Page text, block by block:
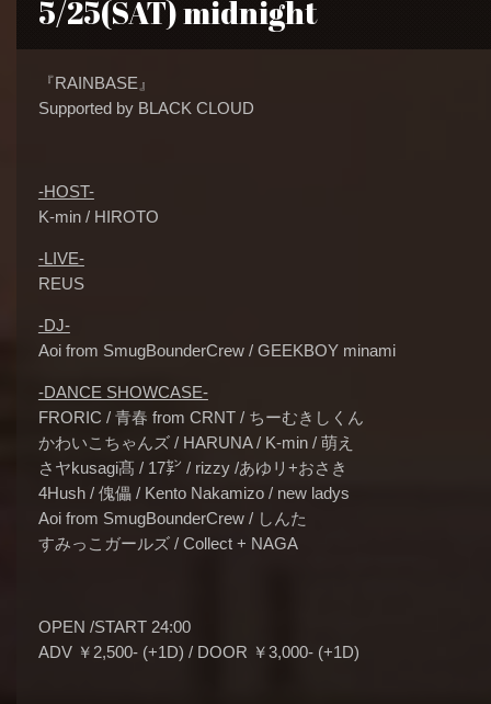
5/25(SAT) midnight
『RAINBASE』
Supported by BLACK CLOUD
-HOST-
K-min / HIROTO
-LIVE-
REUS
-DJ-
Aoifrom SmugBounderCrew/ GEEKBOY minami
-DANCE SHOWCASE-
FRORIC / 青春 from CRNT / ちーむきしくん
かわいこちゃんズ / HARUNA / K-min / 萌え
さヤkusagi髙 / 17㌢ / rizzy /あゆリ+おさき
4Hush / 傀儡 / Kento Nakamizo / new ladys
Aoi from SmugBounderCrew / しんた
すみっこガールズ / Collect + NAGA
OPEN /START 24:00
ADV ￥2,500- (+1D) / DOOR ￥3,000- (+1D)